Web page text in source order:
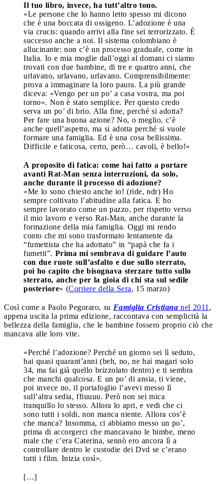
Il tuo libro, invece, ha tutt’altro tono.
«Le persone che lo hanno letto spesso mi dicono
che è una boccata di ossigeno. L’adozione è una
via crucis: quando arrivi alla fine sei terrorizzato. È
successo anche a noi. Il sistema colombiano è
allucinante: non c’è un processo graduale, come in
Italia. Io e mia moglie dall’oggi al domani ci siamo
trovati con due bambine, di tre e quattro anni, che
urlavano, urlavano, urlavano. Comprensibilmente:
prova a immaginare la loro paura. La più grande
diceva: «Vengo per un po’ a casa vostra, ma poi
torno». Non è stato semplice. Per questo credo
serva un po’ di brio. Alla fine, perché si adotta?
Per fare una buona azione? No, o meglio, c’è
anche quell’aspetto, ma si adotta perché si vuole
formare una famiglia. Ed è una cosa bellissima.
Difficile e faticosa, certo, però… cavoli, è bello!»
A proposito di fatica: come hai fatto a portare
avanti Rat-Man senza interruzioni, da solo,
anche durante il processo di adozione?
«Me lo sono chiesto anche io! (ride, ndr) Ho
sempre coltivato l’abitudine alla fatica. E ho
sempre lavorato come un pazzo, per rispetto verso
il mio lavoro e verso Rat-Man, anche durante la
formazione della mia famiglia. Oggi mi rendo
conto che mi sono trasformato lentamente da
“fumettista che ha adottato” in “papà che fa i
fumetti”. Prima mi sembrava di guidare l’auto
con due ruote sull’asfalto e due sullo sterrato,
poi ho capito che bisognava sterzare tutto sullo
sterrato, anche per la gioia di chi sta sul sedile
posteriore» (Corriere della Sera, 15 marzo)
Così come a Paolo Pegoraro, su Famiglia Cristiana nel 2011 ,
appena uscita la prima edizione, raccontava con semplicità la
bellezza della famiglia, che le bambine fossero proprio ciò che
mancava alle loro vite.
«Perché l’adozione? Perché un giorno sei lì seduto,
hai quasi quarant’anni (beh, no, ne hai magari solo
34, ma fai già quello brizzolato dentro) e ti sembra
che manchi qualcosa. E un po’ di ansia, ti viene,
poi invece no, il portafoglio l’avevi messo lì
sull’altra sedia, ffiuuuu. Però non sei mica
tranquillo lo stesso. Allora lo apri, e vedi che ci
sono tutti i soldi, non manca niente. Allora cos’è
che manca? Insomma, ci abbiamo messo un po’,
prima di accorgerci che mancavano le bimbe, meno
male che c’era Caterina, sennò ero ancora lì a
controllare dentro le custodie dei Dvd se c’erano
tutti i film. Inizia così».
[…]